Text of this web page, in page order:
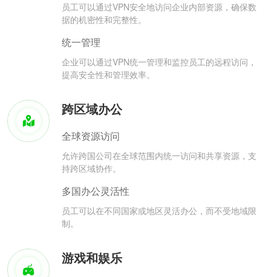
员工可以通过VPN安全地访问企业内部资源，确保数
据的机密性和完整性。
统一管理
企业可以通过VPN统一管理和监控员工的远程访问，
提高安全性和管理效率。
跨区域办公
全球资源访问
允许跨国公司在全球范围内统一访问和共享资源，支
持跨区域协作。
多国办公灵活性
员工可以在不同国家或地区灵活办公，而不受地域限
制。
游戏和娱乐